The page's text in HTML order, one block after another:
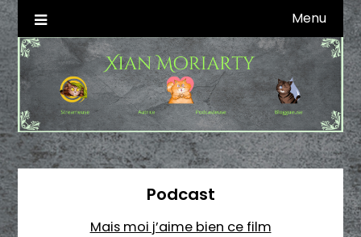
Skip
to
content
Xian Moriarty
Autrice SFFF & Blogueuse & Streameuse Menu
Podcast
Mais moi j’aime bien ce film